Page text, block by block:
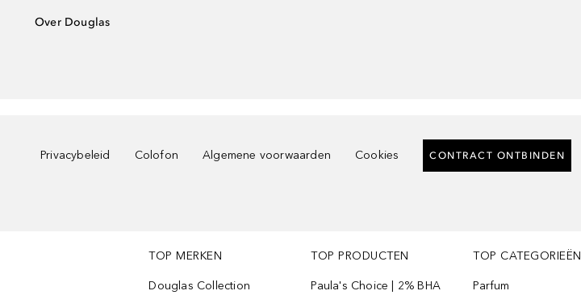
Over Douglas
Privacybeleid Colofon Algemene voorwaarden Cookies CONTRACT ONTBINDEN
TOP MERKEN
Douglas Collection
TOP PRODUCTEN
Paula's Choice | 2% BHA
TOP CATEGORIEËN
Parfum